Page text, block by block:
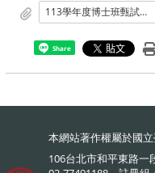
113學年度博士班甄試入學錄取名單
Share
本網站著作權屬於國
106台北市和平東路一